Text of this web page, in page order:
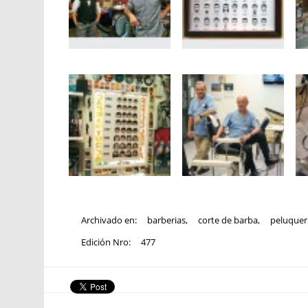
Archivado en: barberias, corte de barba,
Edición Nro:
477